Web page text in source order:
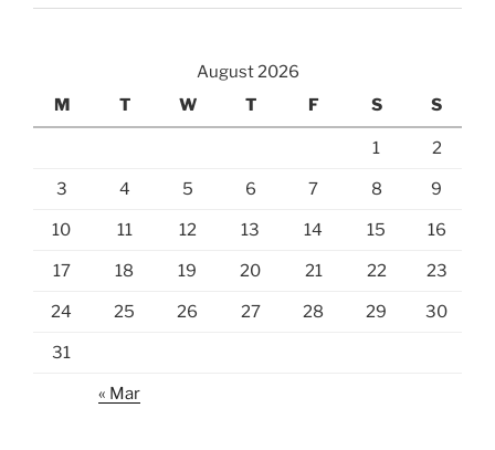
August 2026
M
T W T F S S
1 2
3 4 5 6 7 8 9
10 11 12 13 14 15 16
17 18 19 20 21 22 23
24 25 26 27 28 29 30
31
« Mar